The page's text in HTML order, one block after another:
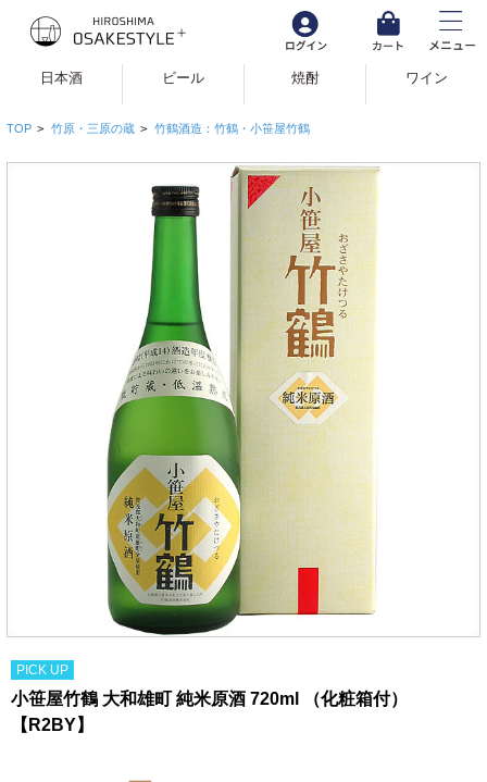
日本酒 ビール 焼酎 ワイン
TOP > 竹原・三原の蔵 > 竹鶴酒造：竹鶴・小笹屋竹鶴
PICK UP
小笹屋竹鶴 大和雄町 純米原酒 720ml （化粧箱付）
【R2BY】